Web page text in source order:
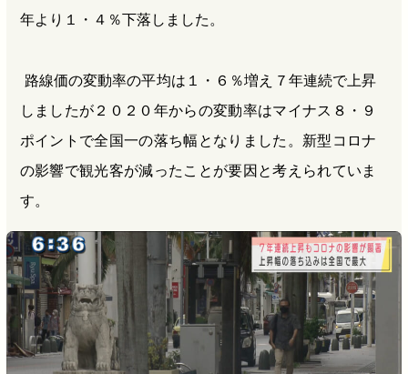
年より１・４％下落しました。
路線価の変動率の平均は１・６％増え７年連続で上昇
しましたが２０２０年からの変動率はマイナス８・９
ポイントで全国一の落ち幅となりました。新型コロナ
の影響で観光客が減ったことが要因と考えられていま
す。